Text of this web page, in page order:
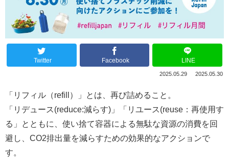
Twitter Facebook LINE
2025.05.30
2025.05.29
「リフィル（refill）」とは、再び詰めること。
「リデュース(reduce:減らす)」「リユース(reuse：再使用す
る」とともに、使い捨て容器による無駄な資源の消費を回
避し、CO2排出量を減らすための効果的なアクションで
す。